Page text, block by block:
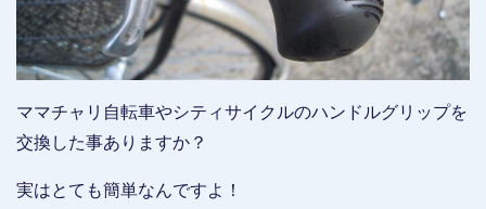
ママチャリ自転車やシティサイクルのハンドルグリップを
交換した事ありますか？
実はとても簡単なんですよ！